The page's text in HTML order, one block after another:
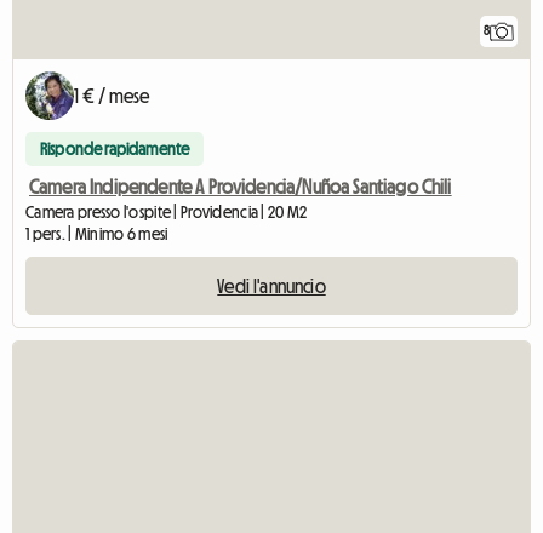
8
1 € / mese
Risponde rapidamente
Camera Indipendente A Providencia/Nuñoa Santiago Chili
Camera presso l'ospite | Providencia | 20 M2
1 pers. | Minimo 6 mesi
Vedi l'annuncio